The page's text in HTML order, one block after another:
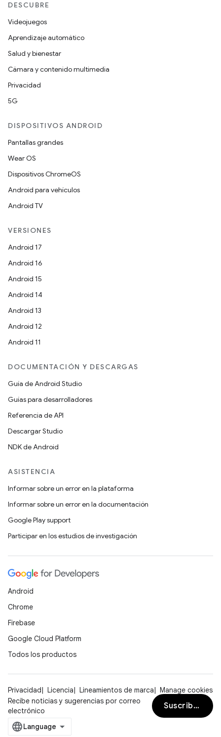
DESCUBRE
Videojuegos
Aprendizaje automático
Salud y bienestar
Cámara y contenido multimedia
Privacidad
5G
DISPOSITIVOS ANDROID
Pantallas grandes
Wear OS
Dispositivos ChromeOS
Android para vehículos
Android TV
VERSIONES
Android 17
Android 16
Android 15
Android 14
Android 13
Android 12
Android 11
DOCUMENTACIÓN Y DESCARGAS
Guía de Android Studio
Guías para desarrolladores
Referencia de API
Descargar Studio
NDK de Android
ASISTENCIA
Informar sobre un error en la plataforma
Informar sobre un error en la documentación
Google Play support
Participar en los estudios de investigación
Android
Chrome
Firebase
Google Cloud Platform
Todos los productos
Privacidad Licencia Lineamientos de marca
Manage cookies
Recibe noticias y sugerencias por correo
electrónico
Suscribirse